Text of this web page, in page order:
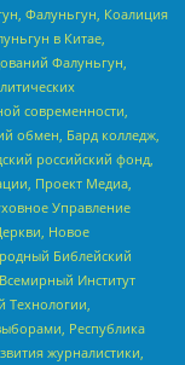
Фалуньгун, Коалиция
в Китае,
Фалуньгун,
современности,
обмен, Бард колледж,
российский фонд,
Проект Медиа,
Управление
Новое
Библейский
Институт
Технологии,
Республика
журналистики,